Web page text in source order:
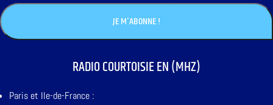
RADIO COURTOISIE EN (MHZ)
Paris et Ile-de-France :